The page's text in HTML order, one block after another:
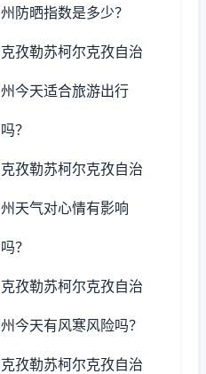
州防晒指数是多少？
克孜勒苏柯尔克孜自治
州今天适合旅游出行
吗？
克孜勒苏柯尔克孜自治
州天气对心情有影响
吗？
克孜勒苏柯尔克孜自治
州今天有风寒风险吗？
克孜勒苏柯尔克孜自治